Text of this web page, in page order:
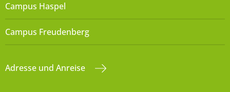
Campus Haspel
Campus Freudenberg
Adresse und Anreise